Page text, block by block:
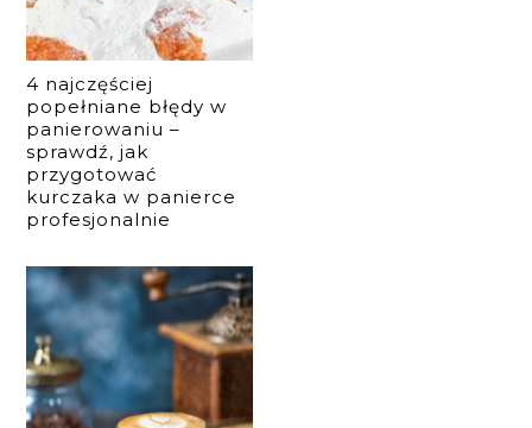
4 najczęściej
popełniane błędy w
panierowaniu –
sprawdź, jak
przygotować
kurczaka w panierce
profesjonalnie